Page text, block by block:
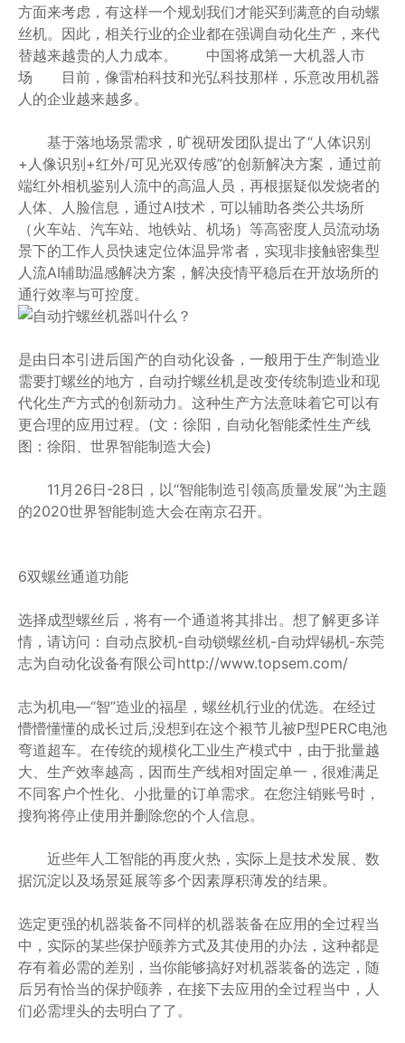
方面来考虑，有这样一个规划我们才能买到满意的自动螺
丝机。因此，相关行业的企业都在强调自动化生产，来代
替越来越贵的人力成本。 中国将成第一大机器人市
场 目前，像雷柏科技和光弘科技那样，乐意改用机器
人的企业越来越多。
基于落地场景需求，旷视研发团队提出了“人体识别
+人像识别+红外/可见光双传感”的创新解决方案，通过前
端红外相机鉴别人流中的高温人员，再根据疑似发烧者的
人体、人脸信息，通过AI技术，可以辅助各类公共场所
（火车站、汽车站、地铁站、机场）等高密度人员流动场
景下的工作人员快速定位体温异常者，实现非接触密集型
人流AI辅助温感解决方案，解决疫情平稳后在开放场所的
通行效率与可控度。
是由日本引进后国产的自动化设备，一般用于生产制造业
需要打螺丝的地方，自动拧螺丝机是改变传统制造业和现
代化生产方式的创新动力。这种生产方法意味着它可以有
更合理的应用过程。(文：徐阳，自动化智能柔性生产线
图：徐阳、世界智能制造大会)
11月26日-28日，以“智能制造引领高质量发展”为主题
的2020世界智能制造大会在南京召开。
6双螺丝通道功能
选择成型螺丝后，将有一个通道将其排出。想了解更多详
情，请访问：自动点胶机-自动锁螺丝机-自动焊锡机-东莞
志为自动化设备有限公司http://www.topsem.com/
志为机电—“智”造业的福星，螺丝机行业的优选。在经过
懵懵懂懂的成长过后,没想到在这个裉节儿被P型PERC电池
弯道超车。在传统的规模化工业生产模式中，由于批量越
大、生产效率越高，因而生产线相对固定单一，很难满足
不同客户个性化、小批量的订单需求。在您注销账号时，
搜狗将停止使用并删除您的个人信息。
近些年人工智能的再度火热，实际上是技术发展、数
据沉淀以及场景延展等多个因素厚积薄发的结果。
选定更强的机器装备不同样的机器装备在应用的全过程当
中，实际的某些保护颐养方式及其使用的办法，这种都是
存有着必需的差别，当你能够搞好对机器装备的选定，随
后另有恰当的保护颐养，在接下去应用的全过程当中，人
们必需埋头的去明白了了。